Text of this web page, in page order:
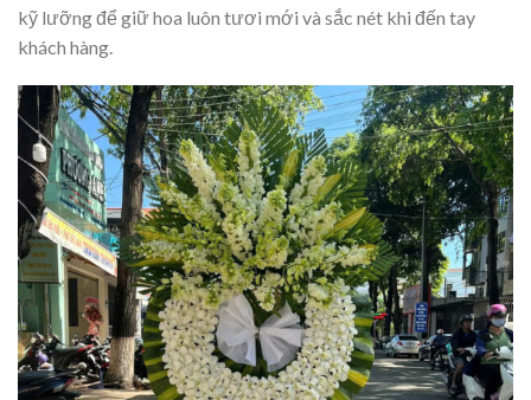
kỹ lưỡng để giữ hoa luôn tươi mới và sắc nét khi đến tay
khách hàng.